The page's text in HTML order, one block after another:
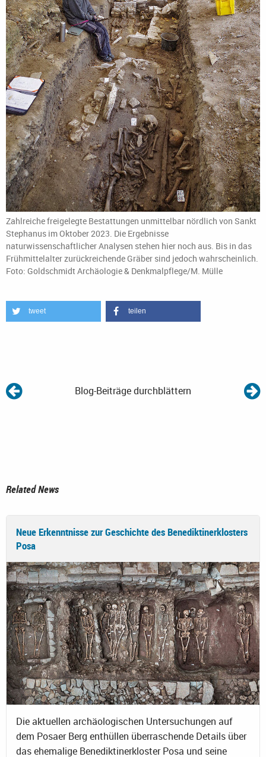
Zahlreiche freigelegte Bestattungen unmittelbar nördlich von Sankt
Stephanus im Oktober 2023. Die Ergebnisse
naturwissenschaftlicher Analysen stehen hier noch aus. Bis in das
Frühmittelalter zurückreichende Gräber sind jedoch wahrscheinlich.
Foto: Goldschmidt Archäologie & Denkmalpflege/M. Mülle
tweet teilen
Blog-Beiträge durchblättern
Related News
Neue Erkenntnisse zur Geschichte des Benediktinerklosters
Posa
Die aktuellen archäologischen Untersuchungen auf
dem Posaer Berg enthüllen überraschende Details über
das ehemalige Benediktinerkloster Posa und seine